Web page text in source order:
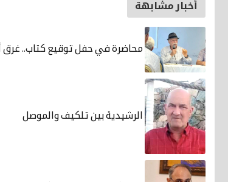
أخبار مشابهة
محاضرة في حفل توقيع كتاب.. غرق
الرشيدية بين تلكيف والموصل